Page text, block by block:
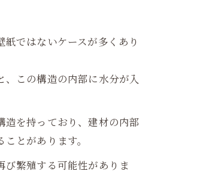
ではないケースが多くあり
この構造の内部に水分が入
造を持っており、建材の内部
とがあります。
繁殖する可能性がありま